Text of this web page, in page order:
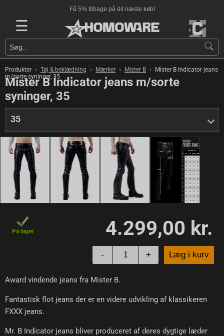
Få 5% tilbage på dit næste køb!
☰
Produkter › Tøj & beklædning › Mærker › Mister B ›
Mister B Indicator jeans
m/sorte syninger, 35
Mister B Indicator jeans m/sorte
syninger, 35
35
På lager 4.299,00 kr.
- + Læg i kurv
Award vindende jeans fra Mister B.
Fantastisk flot jeans der er en videre udvikling af klassikeren
FXXX jeans.
Mr. B Indicator jeans bliver produceret af deres dygtige læder